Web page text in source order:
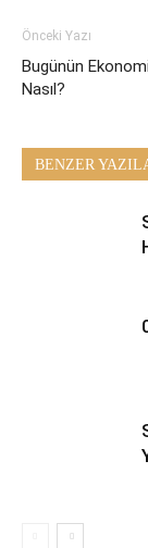
Önceki Yazı
Bugünün
Nasıl?
BENZER